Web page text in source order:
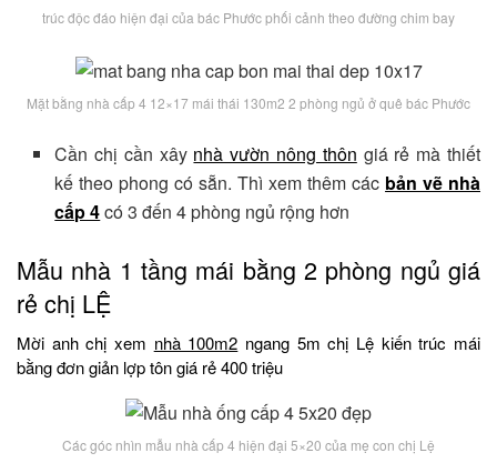
trúc độc đáo hiện đại của bác Phước phối cảnh theo đường chim bay
Mặt bằng nhà cấp 4 12×17 mái thái 130m2 2 phòng ngủ ở quê bác Phước
Cần chị cần xây nhà vườn nông thôn giá rẻ mà thiết
kế theo phong có sẵn. Thì xem thêm các bản vẽ nhà
cấp 4có 3 đến 4 phòng ngủ rộng hơn
Mẫu nhà 1 tầng mái bằng 2 phòng ngủ giá
rẻ chị LỆ
Mời anh chị xem nhà 100m2 ngang 5m chị Lệ kiến trúc mái
bằng đơn giản lợp tôn giá rẻ 400 triệu
Các góc nhìn mẫu nhà cấp 4 hiện đại 5×20 của mẹ con chị Lệ